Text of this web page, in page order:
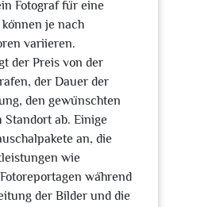
Fotograf für eine
je nach
variieren.
der Preis von der
der Dauer der
den gewünschten
ab. Einige
an, die
wie
während
der Bilder und die